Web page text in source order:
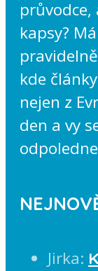
kapsy?
kde
nejen z
den a vy
Jirka: